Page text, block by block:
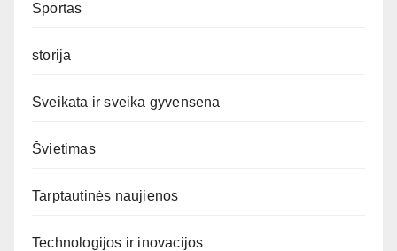
Sportas
storija
Sveikata ir sveika gyvensena
Švietimas
Tarptautinės naujienos
Technologijos ir inovacijos